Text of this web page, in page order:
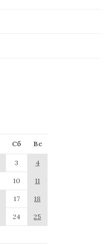
Сб Вс
3
4
10
11
17
18
24
25